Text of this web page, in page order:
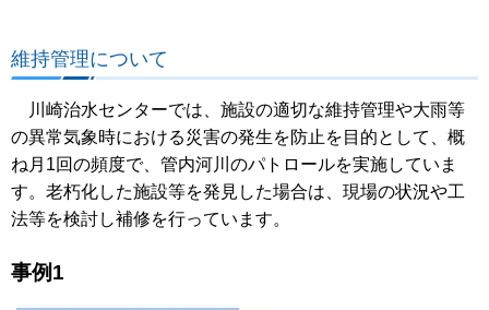
維持管理について
川崎治水センターでは、施設の適切な維持管理や大雨等
の異常気象時における災害の発生を防止を目的として、概
ね月1回の頻度で、管内河川のパトロールを実施していま
す。老朽化した施設等を発見した場合は、現場の状況や工
法等を検討し補修を行っています。
事例1